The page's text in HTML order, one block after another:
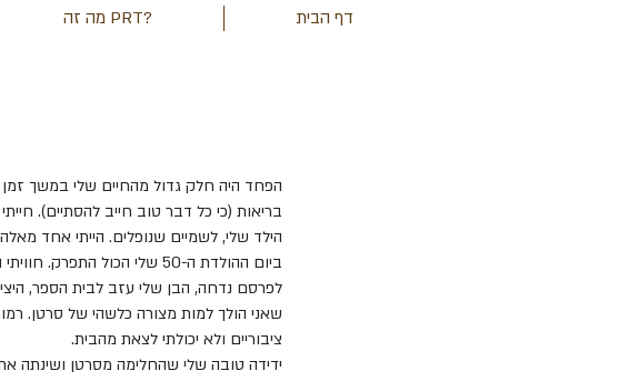
דף הבית ?PRT מה זה
הפחד היה חלק גדול מהחיים שלי במשך
בריאות (כי כל דבר טוב חייב להסתיים).
הילד שלי, לשמיים שנופלים. הייתי אחד
ביום ההולדת ה-50 שלי הכול
לפרסם נדחה, הבן שלי עזב לבית הספר,
שאני הולך למות מצורה כלשהי של סרטן.
ציבוריים ולא יכולתי לצאת מהבית.
ידידה טובה שלי שהחלימה מסרטן ושינתה